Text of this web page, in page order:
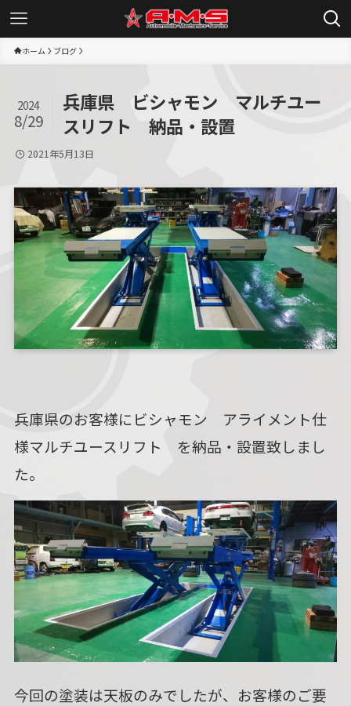
ホーム ブログ
兵庫県 ビシャモン マルチユー
スリフト 納品・設置
2024
8/29
2021年5月13日
兵庫県のお客様にビシャモン アライメント仕
様マルチユースリフト を納品・設置致しまし
た。
今回の塗装は天板のみでしたが、お客様のご要